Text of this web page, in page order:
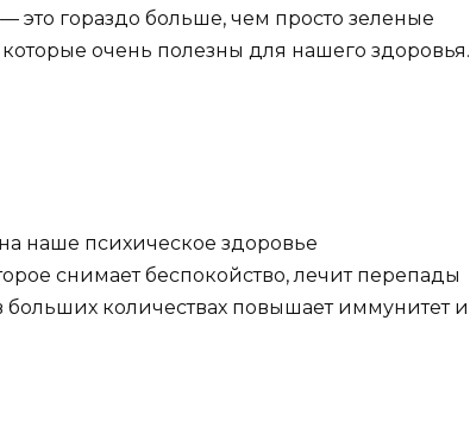
это гораздо больше, чем просто зеленые
очень полезны для нашего здоровья.
наше психическое здоровье
снимает беспокойство, лечит перепады
больших количествах повышает иммунитет и